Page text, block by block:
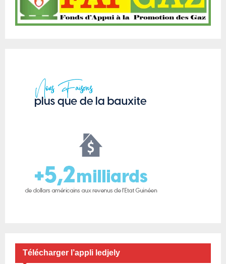
Télécharger l’appli ledjely